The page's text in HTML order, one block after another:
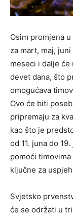
Osim promjena
za mart, maj,
meseci i dalje
devet dana, što
omogućava
Ovo će biti
pripremaju za
kao što je
od 11. juna do
pomoći
ključne za
Svjetsko
će se održati u